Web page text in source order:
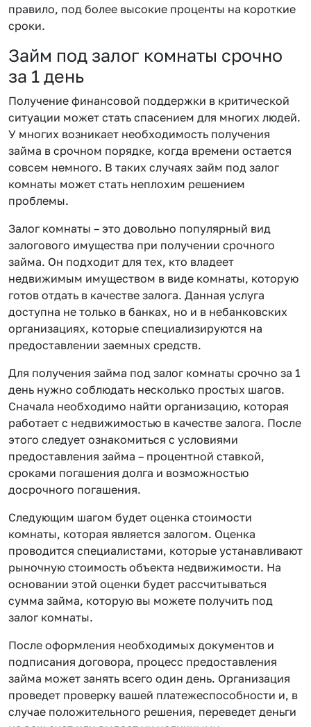
правило, под более высокие проценты на короткие
сроки.
Займ под залог комнаты срочно
за 1 день
Получение финансовой поддержки в критической
ситуации может стать спасением для многих людей.
У многих возникает необходимость получения
займа в срочном порядке, когда времени остается
совсем немного. В таких случаях займ под залог
комнаты может стать неплохим решением
проблемы.
Залог комнаты – это довольно популярный вид
залогового имущества при получении срочного
займа. Он подходит для тех, кто владеет
недвижимым имуществом в виде комнаты, которую
готов отдать в качестве залога. Данная услуга
доступна не только в банках, но и в небанковских
организациях, которые специализируются на
предоставлении заемных средств.
Для получения займа под залог комнаты срочно за 1
день нужно соблюдать несколько простых шагов.
Сначала необходимо найти организацию, которая
работает с недвижимостью в качестве залога. После
этого следует ознакомиться с условиями
предоставления займа – процентной ставкой,
сроками погашения долга и возможностью
досрочного погашения.
Следующим шагом будет оценка стоимости
комнаты, которая является залогом. Оценка
проводится специалистами, которые устанавливают
рыночную стоимость объекта недвижимости. На
основании этой оценки будет рассчитываться
сумма займа, которую вы можете получить под
залог комнаты.
После оформления необходимых документов и
подписания договора, процесс предоставления
займа может занять всего один день. Организация
проведет проверку вашей платежеспособности и, в
случае положительного решения, переведет деньги